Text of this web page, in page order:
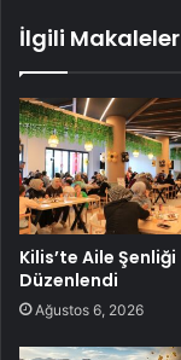
İlgili Makaleler
Kilis’te Aile Şenliği
Düzenlendi
Ağustos 6, 2026